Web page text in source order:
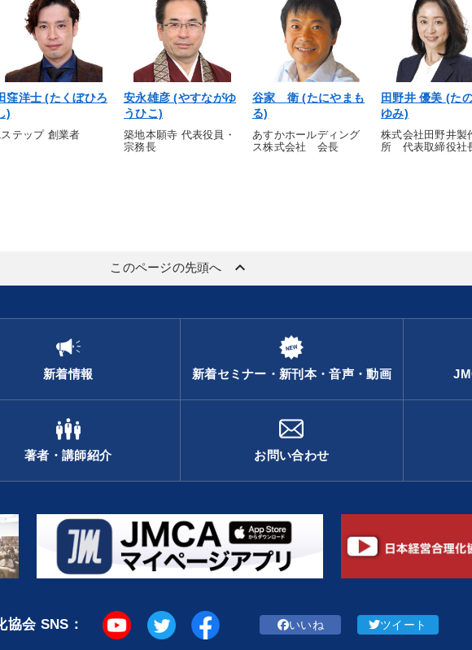
窪洋士 (たくぼひろ
)
ステップ 創業者
安永雄彦 (やすながゆ
うひこ)
築地本願寺 代表役員・
宗務長
谷家 衛 (たにやまも
る)
あすかホールディング
ス株式会社 会長
田野井 優美 (た
ゆみ)
株式会社田野井製
所 代表取締役社
このページの先頭へ keyboard_arrow_up
新着情報 新着セミナー・新刊本・音声・動画
著者・講師紹介 お問い合わせ
協会 SNS： いいね ツイート